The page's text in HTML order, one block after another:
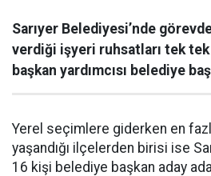
Sarıyer Belediyesi’nde
verdiği işyeri ruhsatları tek
başkan yardımcısı belediye
Yerel seçimlere giderken en
yaşandığı ilçelerden birisi ise
16 kişi belediye başkan aday